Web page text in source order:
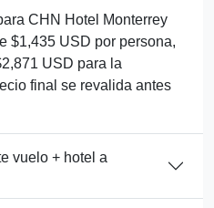
CHN Hotel Monterrey
$1,435 USD por persona,
USD para la
final se revalida antes
vuelo + hotel a